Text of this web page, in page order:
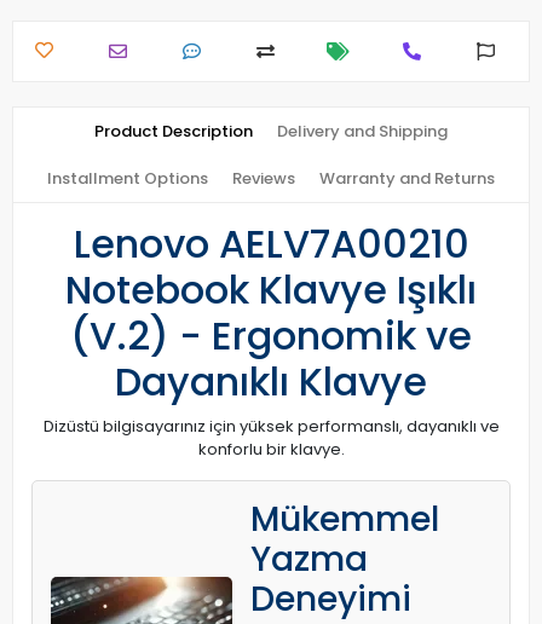
Product Description Delivery and Shipping
Installment Options Reviews Warranty and Returns
Lenovo AELV7A00210
Notebook Klavye Işıklı
(V.2) - Ergonomik ve
Dayanıklı Klavye
Dizüstü bilgisayarınız için yüksek performanslı, dayanıklı ve
konforlu bir klavye.
Mükemmel
Yazma
Deneyimi